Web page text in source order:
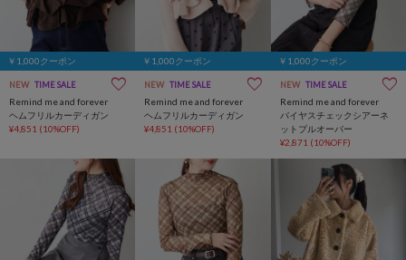
￥1,000クーポン
NEW TIME SALE
Remind me and forever
ヘムフリルカーディガン
¥4,851 (10%OFF)
￥1,000クーポン
NEW TIME SALE
Remind me and forever
ヘムフリルカーディガン
¥4,851 (10%OFF)
￥1,000クーポン
NEW TIME SALE
Remind me and forever
バイヤスチェックシアーネ
ットプルオーバー
¥2,871 (10%OFF)